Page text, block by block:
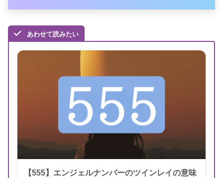
あわせて読みたい
【555】エンジェルナンバーのツインレイの意味